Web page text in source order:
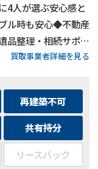
人が選ぶ安心感と
ル時も安心◆不動産
品整理・相続サポー
中
買取事業者詳細を見る
再建築不可
共有持分
リースバック